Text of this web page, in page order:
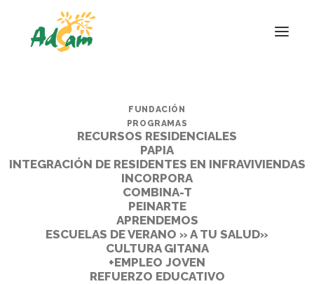
FUNDACIÓN
PROGRAMAS
RECURSOS RESIDENCIALES
PAPIA
INTEGRACIÓN DE RESIDENTES EN INFRAVIVIENDAS
INCORPORA
COMBINA-T
PEINARTE
APRENDEMOS
ESCUELAS DE VERANO » A TU SALUD»
CULTURA GITANA
+EMPLEO JOVEN
REFUERZO EDUCATIVO